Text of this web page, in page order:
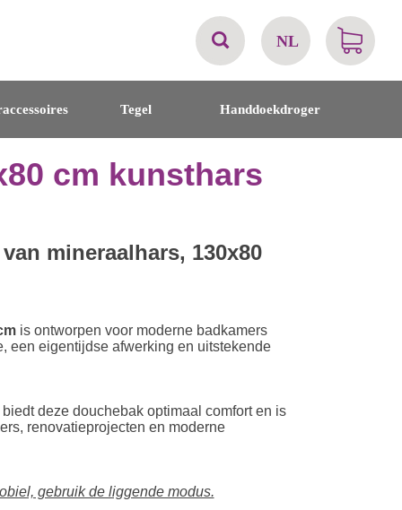
NL
BE
Tegel Handdoekdroger
cm kunsthars
mineraalhars, 130x80
is ontworpen voor moderne badkamers
een eigentijdse afwerking en uitstekende
deze douchebak optimaal comfort en is
renovatieprojecten en moderne
gebruik de liggende modus.